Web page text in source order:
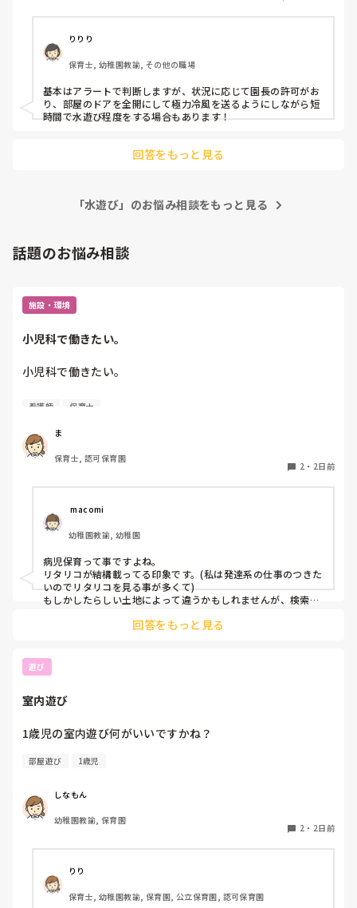
りりり
保育士, 幼稚園教諭, その他の職場
基本はアラートで判断しますが、状況に応じて園長の許可がお
り、部屋のドアを全開にして極力冷風を送るようにしながら短
時間で水遊び程度をする場合もあります！
回答をもっと見る
「水遊び」のお悩み相談をもっと見る
話題のお悩み相談
施設・環境
小児科で働きたい。
小児科で働きたい。
今は保育園勤務ですが、
本当は小児科で保育士として
働きたいです。
しかし、地方なのかそのような求人が
ほぼなく、ホームページなどもチェック
していますが見つかりません😭
もともと、看護師を目指していたのもあって、、
もちろん医療的なことができないのは
わかっていますが💦
看護師 保育士
ま
保育士, 認可保育園
2 ・ 2日前
macomi
幼稚園教諭, 幼稚園
病児保育って事ですよね。
リタリコが結構載ってる印象です。(私は発達系の仕事のつきた
いのでリタリコを見る事が多くて)
もしかしたらしい土地によって違うかもしれませんが、検索し
回答をもっと見る
遊び
室内遊び
1歳児の室内遊び何がいいですかね？
部屋遊び 1歳児
しなもん
幼稚園教諭, 保育園
2 ・ 2日前
りり
保育士, 幼稚園教諭, 保育園, 公立保育園, 認可保育園